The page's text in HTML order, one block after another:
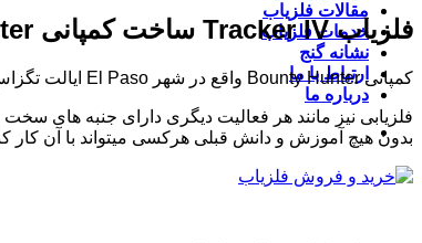
مقالات فلزیاب
خدمات فلزیاب
نشانه گنج
ارتباط با ما
درباره ما
فلزیاب Tracker IV ساخت کمپانی Bounty Hunter آمریکا
کمپانی Bounty Hunter واقع در شهر El Paso ایالت تگزاس در غربی ترین نقطه کشور آمریکا سازنده دستگاههای فلزیاب و گنج یاب یکی از پیشروترین و نوآورترین شرکت ها در این عرصه است.
بدون هیچ آموزش و دانش قبلی هرکسی میتواند با آن کار